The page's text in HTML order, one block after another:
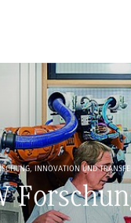
INNOVATION UND